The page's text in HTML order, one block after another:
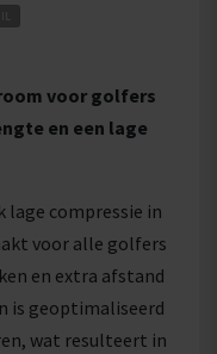
voor golfers
en een lage
lage compressie in
voor alle golfers
en extra afstand
is geoptimaliseerd
wat resulteert in